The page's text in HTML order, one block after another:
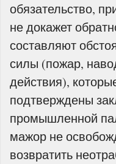
обязательство,
не докажет
составляют
силы (пожар,
действия),
подтверждены
промышленной
мажор не
возвратить